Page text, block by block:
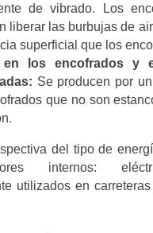
de vibrado. Los
liberar las burbujas de
superficial que los
en los encofrados y
Se producen por
que no son
del tipo de
internos:
utilizados en